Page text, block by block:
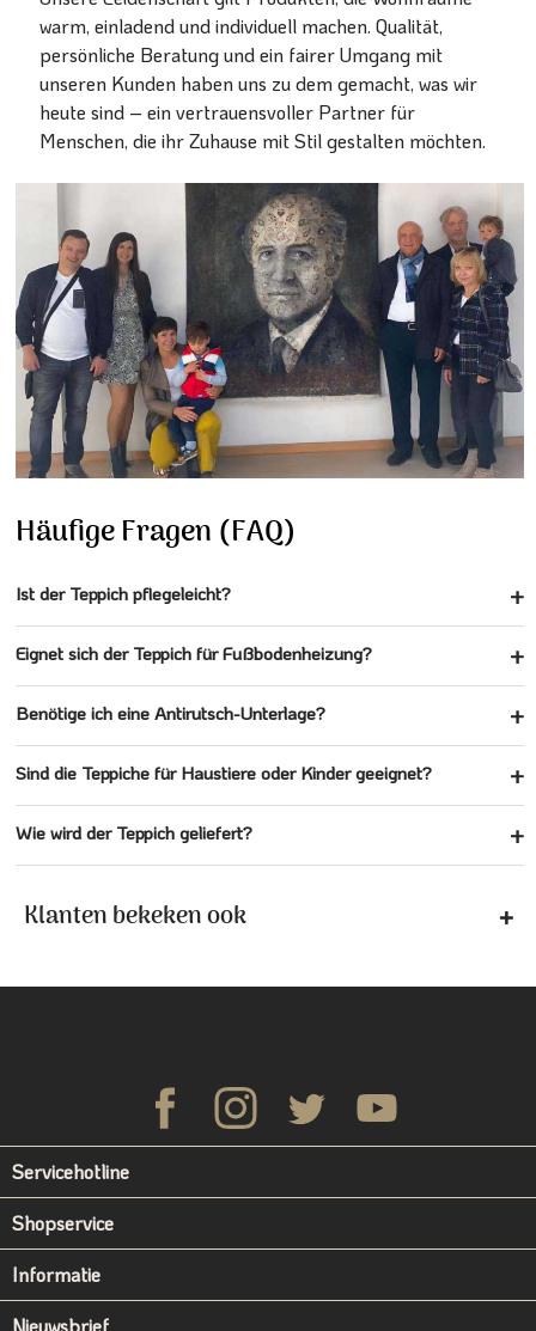
warm, einladend und individuell machen. Qualität,
persönliche Beratung und ein fairer Umgang mit
unseren Kunden haben uns zu dem gemacht, was wir
heute sind – ein vertrauensvoller Partner für
Menschen, die ihr Zuhause mit Stil gestalten möchten.
Häufige Fragen (FAQ)
Ist der Teppich pflegeleicht?
Eignet sich der Teppich für Fußbodenheizung?
Benötige ich eine Antirutsch-Unterlage?
Sind die Teppiche für Haustiere oder Kinder geeignet?
Wie wird der Teppich geliefert?
Klanten bekeken ook
Servicehotline
Shopservice
Informatie
Nieuwsbrief